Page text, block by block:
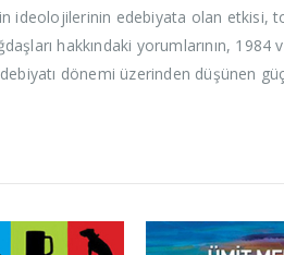
ideolojilerinin edebiyata olan etkisi,
hakkındaki yorumlarının,
dönemi üzerinden düşünen